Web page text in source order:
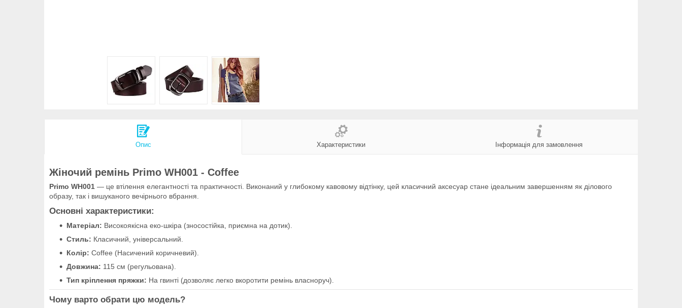
Опис Характеристики Інформація для замовлення
Жіночий ремінь Primo WH001 - Coffee
Primo WH001 — це втілення елегантності та практичності. Виконаний у глибокому кавовому відтінку, цей класичний аксесуар стане ідеальним завершенням як ділового
образу, так і вишуканого вечірнього вбрання.
Основні характеристики:
Матеріал: Високоякісна еко-шкіра (зносостійка, приємна на дотик).
Стиль: Класичний, універсальний.
Колір: Coffee (Насичений коричневий).
Довжина: 115 см (регульована).
Тип кріплення пряжки: На гвинті (дозволяє легко вкоротити ремінь власноруч).
Чому варто обрати цю модель?